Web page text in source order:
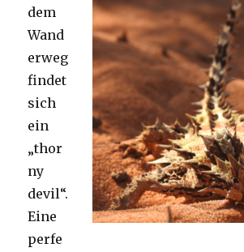
dem
Wand
erweg
findet
sich
ein
„thor
ny
devil“.
Eine
perfe